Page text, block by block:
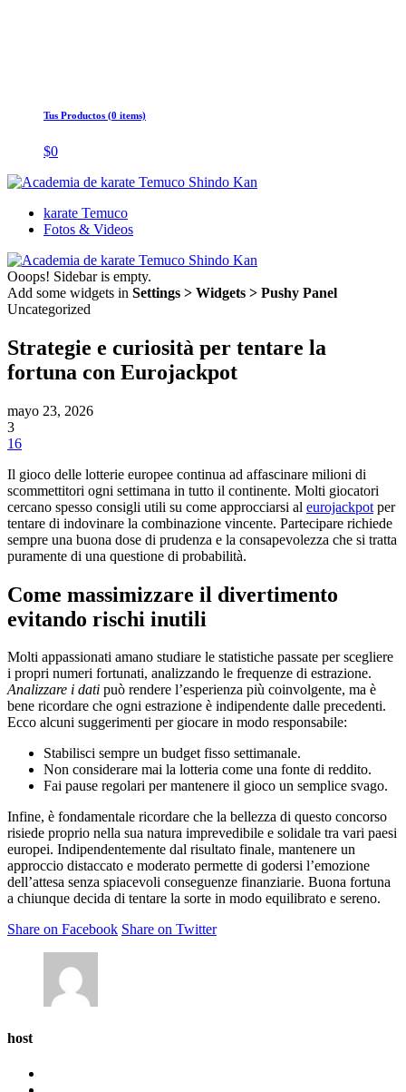
Tus Productos (0 items)
$0
karate Temuco
Fotos & Videos
Ooops! Sidebar is empty.
Add some widgets in Settings > Widgets > Pushy Panel
Uncategorized
Strategie e curiosità per tentare la
fortuna con Eurojackpot
mayo 23, 2026
3
16
Il gioco delle lotterie europee continua ad affascinare milioni di
scommettitori ogni settimana in tutto il continente. Molti giocatori
cercano spesso consigli utili su come approcciarsi al eurojackpot per
tentare di indovinare la combinazione vincente. Partecipare richiede
sempre una buona dose di prudenza e la consapevolezza che si tratta
puramente di una questione di probabilità.
Come massimizzare il divertimento
evitando rischi inutili
Molti appassionati amano studiare le statistiche passate per scegliere
i propri numeri fortunati, analizzando le frequenze di estrazione.
Analizzare i dati può rendere l’esperienza più coinvolgente, ma è
bene ricordare che ogni estrazione è indipendente dalle precedenti.
Ecco alcuni suggerimenti per giocare in modo responsabile:
Stabilisci sempre un budget fisso settimanale.
Non considerare mai la lotteria come una fonte di reddito.
Fai pause regolari per mantenere il gioco un semplice svago.
Infine, è fondamentale ricordare che la bellezza di questo concorso
risiede proprio nella sua natura imprevedibile e solidale tra vari paesi
europei. Indipendentemente dal risultato finale, mantenere un
approccio distaccato e moderato permette di godersi l’emozione
dell’attesa senza spiacevoli conseguenze finanziarie. Buona fortuna
a chiunque decida di tentare la sorte in modo equilibrato e sereno.
Share on Facebook Share on Twitter
host